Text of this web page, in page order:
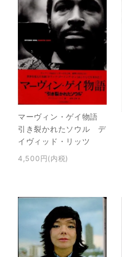
マーヴィン・ゲイ物語
引き裂かれたソウル デ
イヴィッド・リッツ
4,500円(内税)